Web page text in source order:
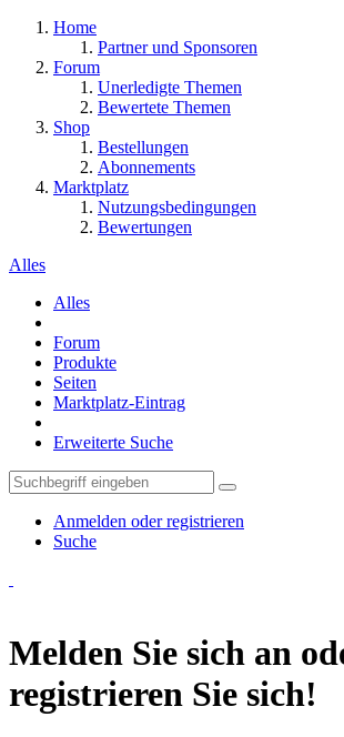
Home
Partner und Sponsoren
Forum
Unerledigte Themen
Bewertete Themen
Shop
Bestellungen
Abonnements
Marktplatz
Nutzungsbedingungen
Bewertungen
Alles
Alles
Forum
Produkte
Seiten
Marktplatz-Eintrag
Erweiterte Suche
Anmelden oder registrieren
Suche
Melden Sie sich an
registrieren Sie sich!